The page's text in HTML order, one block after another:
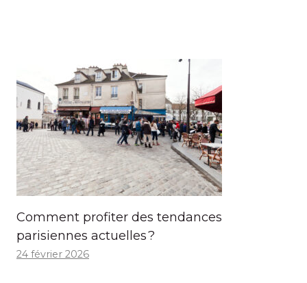
Comment profiter des tendances
parisiennes actuelles ?
24 février 2026